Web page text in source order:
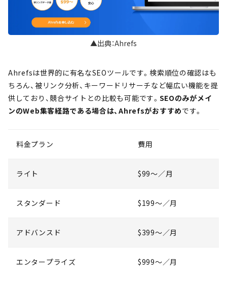
▲出典：Ahrefs
Ahrefsは世界的に有名なSEOツールです。検索順位の確認はも
ちろん、被リンク分析、キーワードリサーチなど幅広い機能を提
供しており、競合サイトとの比較も可能です。 SEOのみがメイ
ンのWeb集客経路である場合は、Ahrefsがおすすめです。
料金プラン 費用
ライト $99〜／月
スタンダード $199〜／月
アドバンスド $399〜／月
エンタープライズ $999〜／月